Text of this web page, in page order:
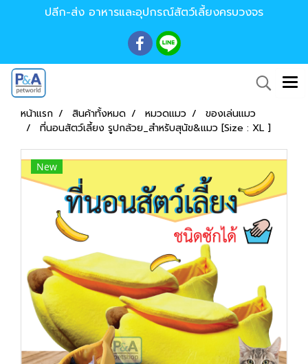
ปลีก-ส่ง อาหารและอุปกรณ์สัตว์เลี้ยงครบวงจร
หน้าแรก สินค้าทั้งหมด หมวดแมว
ของเล่นแมว
ที่นอนสัตว์เลี้ยง รูปกล้วย_สำหรับสุนัข&แมว [Size : XL ]
New